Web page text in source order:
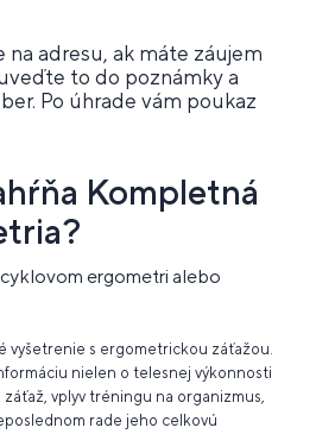
na adresu, ak máte záujem
to do poznámky a
Po úhrade vám poukaz
Kompletná
ergometri alebo
vyšetrenie s ergometrickou záťažou.
nielen o telesnej výkonnosti
vplyv tréningu na organizmus,
rade jeho celkovú